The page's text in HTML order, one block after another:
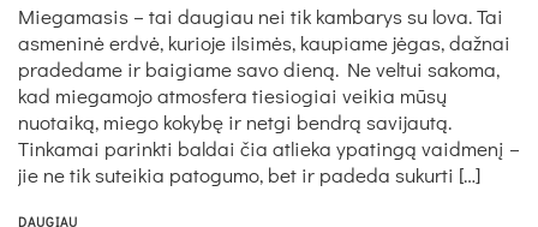
Miegamasis – tai daugiau nei tik kambarys su lova. Tai
asmeninė erdvė, kurioje ilsimės, kaupiame jėgas, dažnai
pradedame ir baigiame savo dieną. Ne veltui sakoma,
kad miegamojo atmosfera tiesiogiai veikia mūsų
nuotaiką, miego kokybę ir netgi bendrą savijautą.
Tinkamai parinkti baldai čia atlieka ypatingą vaidmenį –
jie ne tik suteikia patogumo, bet ir padeda sukurti […]
DAUGIAU